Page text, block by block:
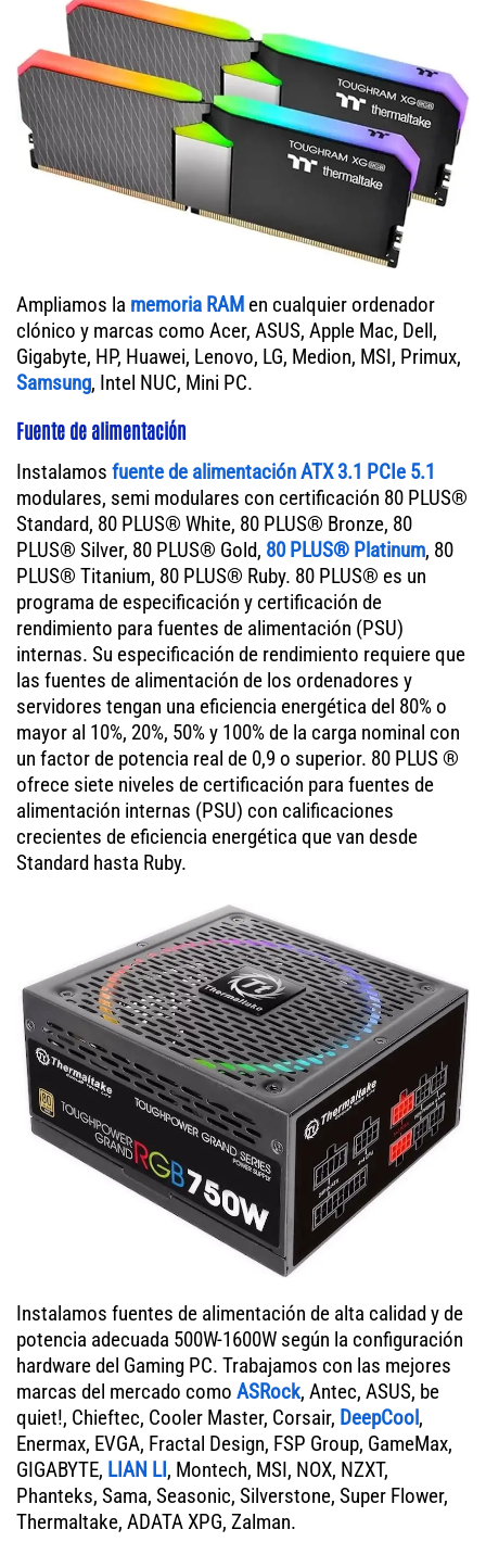
Ampliamos la memoria RAM en cualquier ordenador
clónico y marcas como Acer, ASUS, Apple Mac, Dell,
Gigabyte, HP, Huawei, Lenovo, LG, Medion, MSI, Primux,
Samsung, Intel NUC, Mini PC.
Fuente de alimentación
Instalamos fuente de alimentación ATX 3.1 PCIe 5.1
modulares, semi modulares con certificación 80 PLUS®
Standard, 80 PLUS® White, 80 PLUS® Bronze, 80
PLUS® Silver, 80 PLUS® Gold, 80 PLUS® Platinum, 80
PLUS® Titanium, 80 PLUS® Ruby. 80 PLUS® es un
programa de especificación y certificación de
rendimiento para fuentes de alimentación (PSU)
internas. Su especificación de rendimiento requiere que
las fuentes de alimentación de los ordenadores y
servidores tengan una eficiencia energética del 80% o
mayor al 10%, 20%, 50% y 100% de la carga nominal con
un factor de potencia real de 0,9 o superior. 80 PLUS ®
ofrece siete niveles de certificación para fuentes de
alimentación internas (PSU) con calificaciones
crecientes de eficiencia energética que van desde
Standard hasta Ruby.
Instalamos fuentes de alimentación de alta calidad y de
potencia adecuada 500W-1600W según la configuración
hardware del Gaming PC. Trabajamos con las mejores
marcas del mercado como ASRock, Antec, ASUS, be
quiet!, Chieftec, Cooler Master, Corsair, DeepCool,
Enermax, EVGA, Fractal Design, FSP Group, GameMax,
GIGABYTE, LIAN LI, Montech, MSI, NOX, NZXT,
Phanteks, Sama, Seasonic, Silverstone, Super Flower,
Thermaltake, ADATA XPG, Zalman.